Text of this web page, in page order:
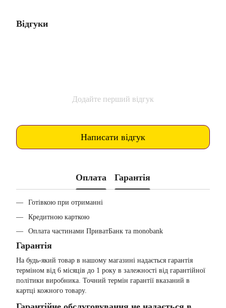
Відгуки
Додайте перший відгук
Написати відгук
Оплата Гарантія
Готівкою при отриманні
Кредитною карткою
Оплата частинами ПриватБанк та monobank
Гарантія
На будь-який товар в нашому магазині надається гарантія
терміном від 6 місяців до 1 року в залежності від гарантійної
політики виробника. Точний термін гарантії вказаний в
картці кожного товару.